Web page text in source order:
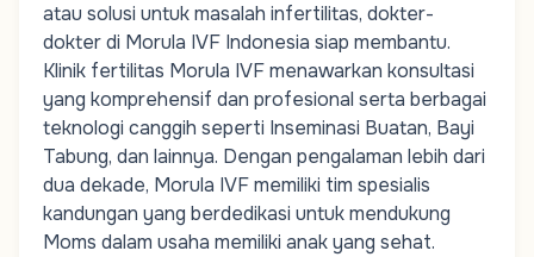
atau solusi untukmasalah infertilitas, dokter-
dokterdi Morula IVF Indonesia siap membantu.
Klinik fertilitas Morula IVFmenawarkan konsultasi
yang komprehensif dan profesional serta berbagai
teknologi canggih seperti Inseminasi Buatan, Bayi
Tabung, dan lainnya. Dengan pengalaman lebih dari
dua dekade, Morula IVFmemiliki tim spesialis
kandungan yang berdedikasi untukmendukung
Moms dalam usaha memiliki anakyang sehat.